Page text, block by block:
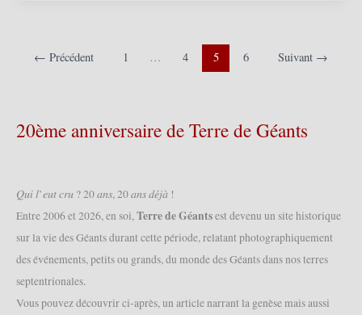
Pitche
et
Motte
II
2008
← Précédent 1 … 4 5 6 Suivant →
20ème anniversaire de Terre de Géants
𝑄𝑢𝑖 𝑙’𝑒𝑢𝑡 𝑐𝑟𝑢 ? 20 𝑎𝑛𝑠, 20 𝑎𝑛𝑠 𝑑𝑒́𝑗𝑎̀ !
Entre 2006 et 2026, en soi,Terre de Géantsest devenu un site historique
sur la vie des Géants durant cette période, relatant photographiquement
des événements, petits ou grands, du monde des Géants dans nos terres
septentrionales.
Vous pouvez découvrir ci-après, un article narrant la genèse mais aussi